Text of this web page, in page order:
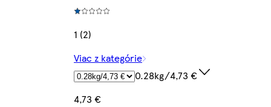
1 (2)
Viac z kategórie
0.28kg/4,73 €
4,73 €